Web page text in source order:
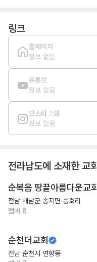
링크
홈페이지
정보 없음
유튜브
정보 없음
인스타그램
정보 없음
전라남도에 소재한 교회
순복음 땅끝아름다운교회
전남 해남군 송지면 송호리
멤버 8
순천더교회
전남 순천시 연향동